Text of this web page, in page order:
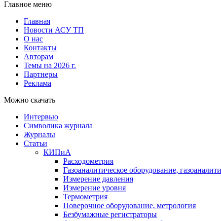
Главное меню
Главная
Новости АСУ ТП
О нас
Контакты
Авторам
Темы на 2026 г.
Партнеры
Реклама
Можно скачать
Интервью
Символика журнала
Журналы
Статьи
КИПиА
Расходометрия
Газоаналитическое оборудование,
Измерение давления
Измерение уровня
Термометрия
Поверочное оборудование, метрология
Безбумажные регистраторы